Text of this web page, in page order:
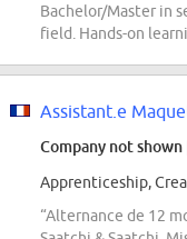
Bachelor/Master in
field. Hands-on
Assistant.e
Company not shown
Apprenticeship,
“Alternance de 12